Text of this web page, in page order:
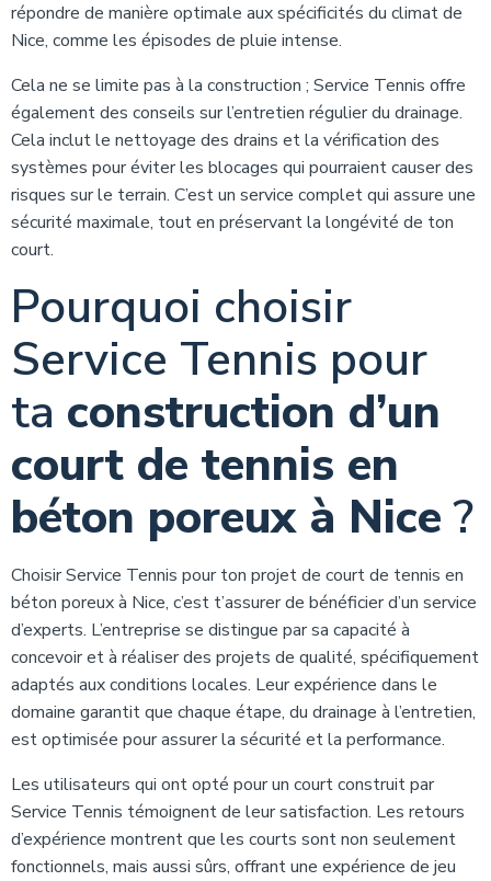
répondre de manière optimale aux spécificités du climat de
Nice, comme les épisodes de pluie intense.
Cela ne se limite pas à la construction ; Service Tennis offre
également des conseils sur l’entretien régulier du drainage.
Cela inclut le nettoyage des drains et la vérification des
systèmes pour éviter les blocages qui pourraient causer des
risques sur le terrain. C’est un service complet qui assure une
sécurité maximale, tout en préservant la longévité de ton
court.
Pourquoi choisir
Service Tennis pour
ta construction d’un
court de tennis en
béton poreux à Nice?
Choisir Service Tennis pour ton projet de court de tennis en
béton poreux à Nice, c’est t’assurer de bénéficier d’un service
d’experts. L’entreprise se distingue par sa capacité à
concevoir et à réaliser des projets de qualité, spécifiquement
adaptés aux conditions locales. Leur expérience dans le
domaine garantit que chaque étape, du drainage à l’entretien,
est optimisée pour assurer la sécurité et la performance.
Les utilisateurs qui ont opté pour un court construit par
Service Tennis témoignent de leur satisfaction. Les retours
d’expérience montrent que les courts sont non seulement
fonctionnels, mais aussi sûrs, offrant une expérience de jeu